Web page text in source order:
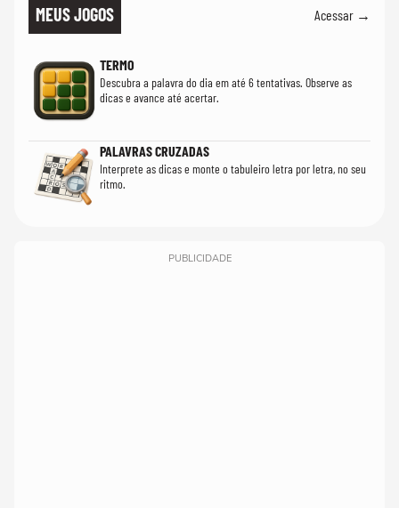
MEUS JOGOS Acessar →
TERMO
Descubra a palavra do dia em até 6 tentativas. Observe as
dicas e avance até acertar.
PALAVRAS CRUZADAS
Interprete as dicas e monte o tabuleiro letra por letra, no seu
ritmo.
PUBLICIDADE